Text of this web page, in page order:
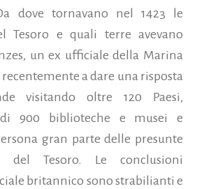
dove tornavano nel 1423 le
Tesoro e quali terre avevano
un ex ufficiale della Marina
a dare una risposta
visitando oltre 120 Paesi,
900 biblioteche e musei e
gran parte delle presunte
Tesoro. Le conclusioni
britannico sono strabilianti e